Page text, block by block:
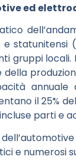
ed
e statunitensi
gruppi locali.
della
il 25%
parti e
e numerosi